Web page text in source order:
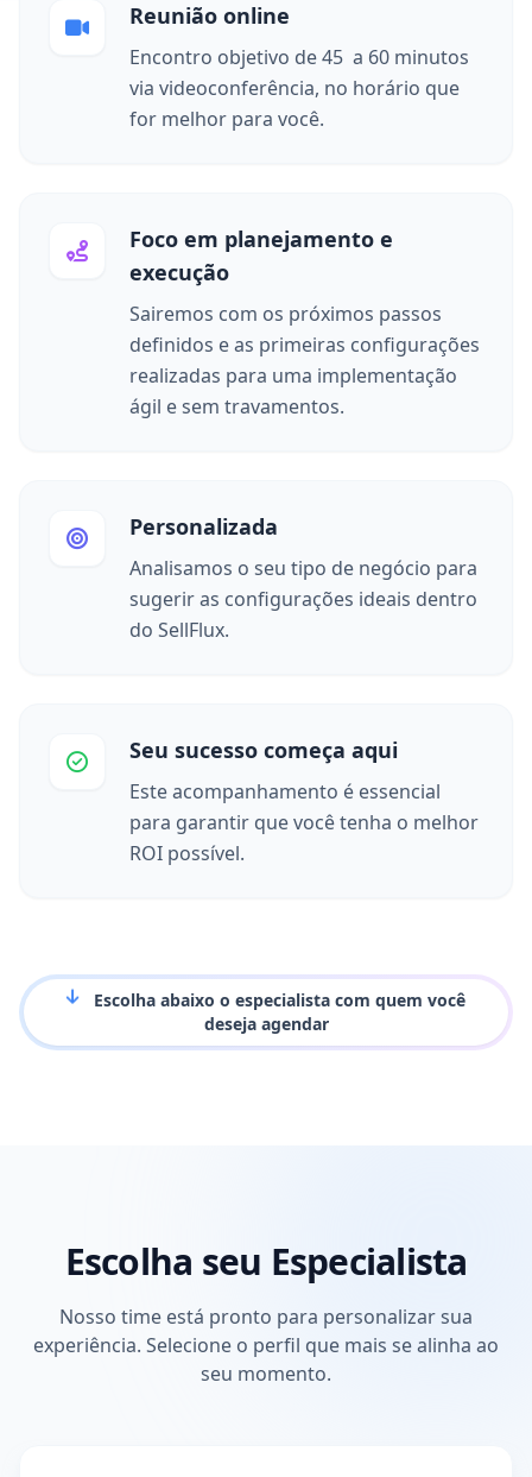
Reunião online
Encontro objetivo de45 a 60 minutos
via videoconferência, no horário que
for melhor para você.
Foco em planejamento e
execução
Sairemos com os próximos passos
definidos e as primeiras configurações
realizadas para uma implementação
ágil e sem travamentos.
Personalizada
Analisamos o seu tipo de negócio para
sugerir as configurações ideais dentro
do SellFlux.
Seu sucesso começa aqui
Este acompanhamento é essencial
para garantir que você tenha o melhor
ROI possível.
Escolha abaixo o especialista com quem você
deseja agendar
Escolha seu Especialista
Nosso time está pronto para personalizar sua
experiência. Selecione o perfil que mais se alinha ao
seu momento.